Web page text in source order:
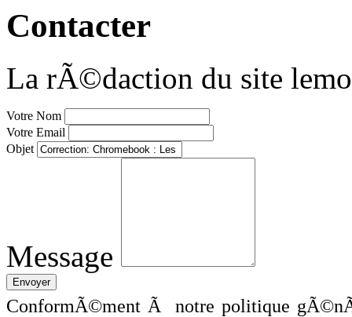
Contacter
La rÃ©daction du site
Votre Nom
Votre Email
Objet
Message
ConformÃ©ment Ã notre politique